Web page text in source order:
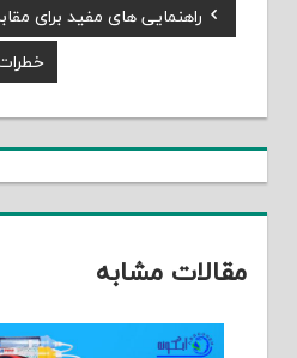
راهبری
Previous
Post:
راهنمایی های مفید برای
Next
Post:
مقالات مشابه